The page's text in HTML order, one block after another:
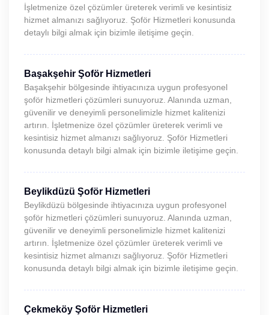
İşletmenize özel çözümler üreterek verimli ve kesintisiz
hizmet almanızı sağlıyoruz. Şoför Hizmetleri konusunda
detaylı bilgi almak için bizimle iletişime geçin.
Başakşehir Şoför Hizmetleri
Başakşehir bölgesinde ihtiyacınıza uygun profesyonel
şoför hizmetleri çözümleri sunuyoruz. Alanında uzman,
güvenilir ve deneyimli personelimizle hizmet kalitenizi
artırın. İşletmenize özel çözümler üreterek verimli ve
kesintisiz hizmet almanızı sağlıyoruz. Şoför Hizmetleri
konusunda detaylı bilgi almak için bizimle iletişime geçin.
Beylikdüzü Şoför Hizmetleri
Beylikdüzü bölgesinde ihtiyacınıza uygun profesyonel
şoför hizmetleri çözümleri sunuyoruz. Alanında uzman,
güvenilir ve deneyimli personelimizle hizmet kalitenizi
artırın. İşletmenize özel çözümler üreterek verimli ve
kesintisiz hizmet almanızı sağlıyoruz. Şoför Hizmetleri
konusunda detaylı bilgi almak için bizimle iletişime geçin.
Çekmeköy Şoför Hizmetleri